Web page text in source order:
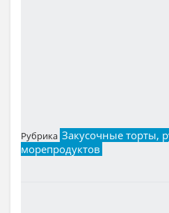
Рубрика Закусочные торты,
морепродуктов